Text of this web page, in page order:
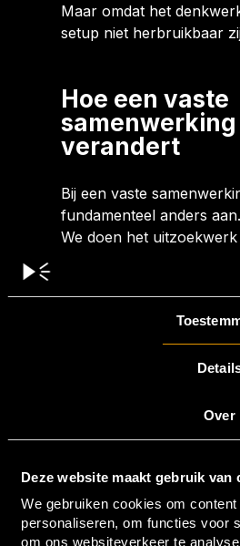
Over
Deze website maakt gebruik van
We gebruiken cookies om
personaliseren, om functies voor
om ons websiteverkeer te
Maar omdat het
setup niet herbruikbaar
Hoe een vaste
verandert
Bij een vaste
fundamenteel anders aan.
We doen het uitzoekwerk
En daarna gaan we
In plaats van steeds
richten we één draaidag
Zo halen we uit dezelfde
niet één video,
maar meerdere.